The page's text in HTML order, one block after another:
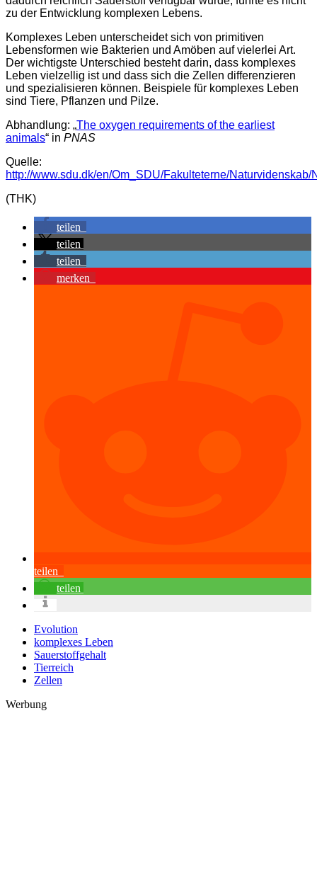
zu der Entwicklung komplexen Lebens.
Komplexes Leben unterscheidet sich von primitiven
Lebensformen wie Bakterien und Amöben auf vielerlei Art.
Der wichtigste Unterschied besteht darin, dass komplexes
Leben vielzellig ist und dass sich die Zellen differenzieren
und spezialisieren können. Beispiele für komplexes Leben
sind Tiere, Pflanzen und Pilze.
Abhandlung: „The oxygen requirements of the earliest
animals“ in PNAS
Quelle:
http://www.sdu.dk/en/Om_SDU/Fakulteterne/
(THK)
teilen
teilen
teilen
merken
teilen
teilen
Evolution
komplexes Leben
Sauerstoffgehalt
Tierreich
Zellen
Werbung